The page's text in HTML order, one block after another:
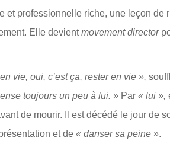
professionnelle riche, une leçon de
Elle devientmovement director
vie, oui, c’est ça, rester en vie »,
toujours un peu à lui. » Par « lui »,
de mourir. Il est décédé le jour de
et de « danser sa peine ».